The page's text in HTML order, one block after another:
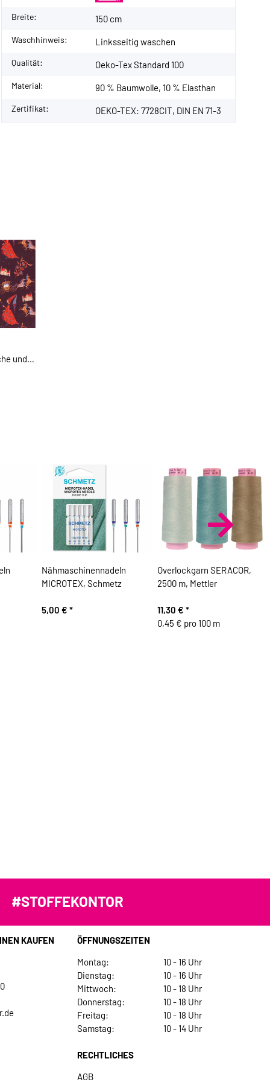
Breite: 150 cm
Waschhinweis: Linksseitig waschen
Qualität: Oeko-Tex Standard 100
Material: 90 % Baumwolle, 10 % Elasthan
Zertifikat: OEKO-TEX: 7728CIT, DIN EN 71-3
und
Nähmaschinennadeln
MICROTEX, Schmetz
5,00 € *
Overlockgarn SERACOR,
2500 m, Mettler
11,30 € *
0,45 € pro 100 m
#STOFFEKONTOR
KAUFEN
ÖFFNUNGSZEITEN
Montag:
10 - 16 Uhr
Dienstag:
10 - 16 Uhr
Mittwoch:
10 - 18 Uhr
Donnerstag:
10 - 18 Uhr
Freitag:
10 - 18 Uhr
Samstag:
10 - 14 Uhr
RECHTLICHES
AGB